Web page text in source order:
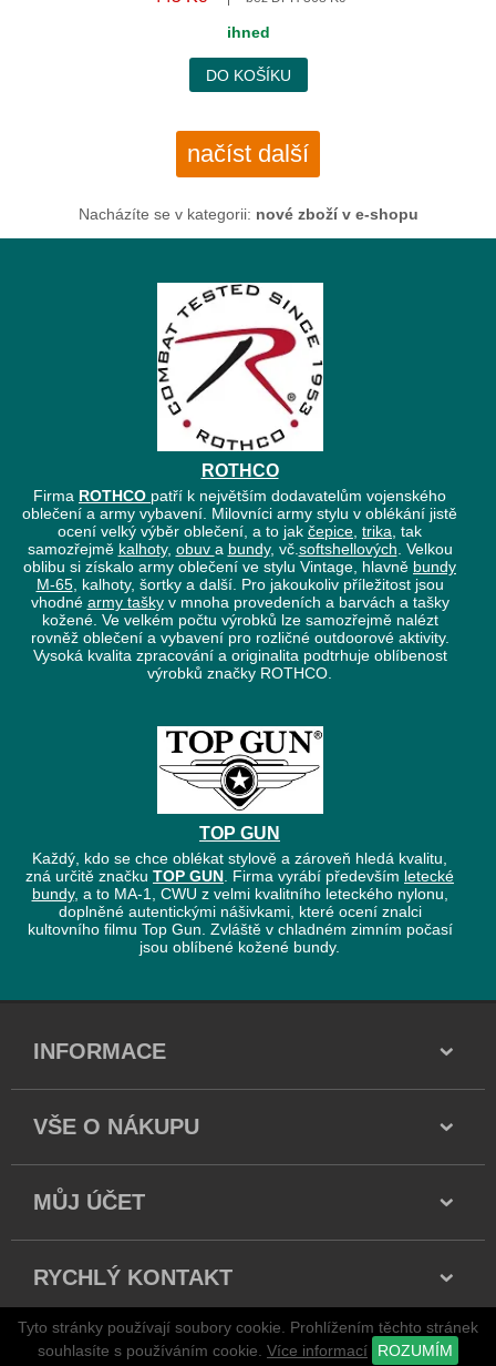
ihned
DO KOŠÍKU
načíst další
Nacházíte se v kategorii: nové zboží v e-shopu
ROTHCO
Firma ROTHCO patří k největším dodavatelům vojenského
oblečení a army vybavení. Milovníci army stylu v oblékání jistě
ocení velký výběr oblečení, a to jak čepice trika , tak
samozřejmě kalhoty, obuv a bundy, vč. softshellových . Velkou
oblibu si získalo army oblečení ve stylu Vintage, hlavně bundy
M-65, kalhoty, šortky a další. Pro jakoukoliv příležitost jsou
vhodné army taškyv mnoha provedeních a barvách a tašky
kožené. Ve velkém počtu výrobků lze samozřejmě nalézt
rovněž oblečení a vybavení pro rozličné outdoorové aktivity.
Vysoká kvalita zpracování a originalita podtrhuje oblíbenost
výrobků značky ROTHCO.
TOP GUN
Každý, kdo se chce oblékat stylově a zároveň hledá kvalitu,
zná určitě značku TOP GUN . Firma vyrábí především letecké
bundy, a to MA-1, CWU z velmi kvalitního leteckého nylonu,
doplněné autentickými nášivkami, které ocení znalci
kultovního filmu Top Gun. Zvláště v chladném zimním počasí
jsou oblíbené kožené bundy.
INFORMACE
VŠE O NÁKUPU
MŮJ ÚČET
RYCHLÝ KONTAKT
Tyto stránky používají soubory cookie. Prohlížením těchto stránek
souhlasíte s používáním cookie. Více informací ROZUMÍM
Copyright 2026 všechna práva vyhrazena
stránky jsou vytvářeny a spravovány publikačním systémem adSYSTEM.